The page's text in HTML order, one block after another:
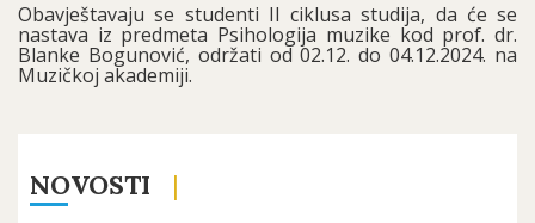
Obavještavaju se studenti II ciklusa studija, da će se
nastava iz predmeta Psihologija muzike kod prof. dr.
Blanke Bogunović, održati od 02.12. do 04.12.2024. na
Muzičkoj akademiji.
NOVOSTI